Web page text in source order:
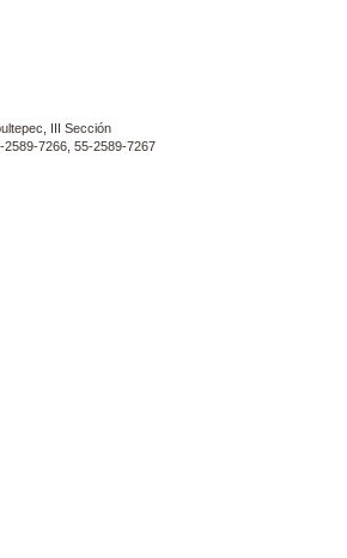
III Sección
7266, 55-2589-7267